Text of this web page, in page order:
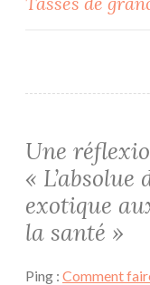
Une
«
exotique
la santé »
Ping : Comment